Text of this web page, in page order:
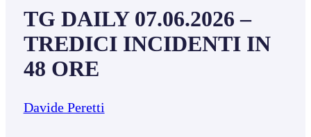
TG DAILY 07.06.2026 –
TREDICI INCIDENTI IN
48 ORE
Davide Peretti